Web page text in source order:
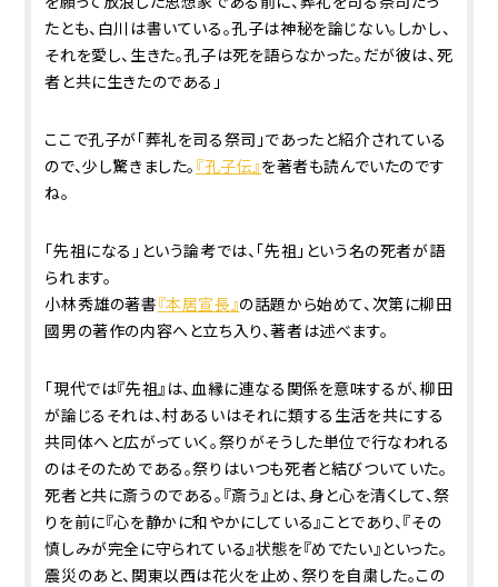
たとも、白川は書いている。孔子は神秘を論じない。しかし、
それを愛し、生きた。孔子は死を語らなかった。だが彼は、死
者と共に生きたのである」
ここで孔子が「葬礼を司る祭司」であったと紹介されている
ので、少し驚きました。 『孔子伝』を著者も読んでいたのです
ね。
「先祖になる」という論考では、「先祖」という名の死者が語
られます。
小林秀雄の著書『本居宣長』の話題から始めて、次第に柳田
國男の著作の内容へと立ち入り、著者は述べます。
「現代では『先祖』は、血縁に連なる関係を意味するが、柳田
が論じるそれは、村あるいはそれに類する生活を共にする
共同体へと広がっていく。祭りがそうした単位で行なわれる
のはそのためである。祭りはいつも死者と結びついていた。
死者と共に斎うのである。『斎う』とは、身と心を清くして、祭
りを前に『心を静かに和やかにしている』ことであり、『その
慎しみが完全に守られている』状態を『めでたい』といった。
震災のあと、関東以西は花火を止め、祭りを自粛した。この